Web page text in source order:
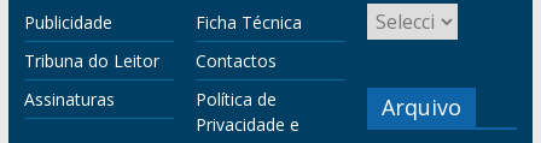
Publicidade
Tribuna do Leitor
Assinaturas
Ficha Técnica
Contactos
Política de
Privacidade e
Arquivo